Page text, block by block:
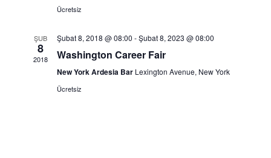
Ücretsiz
ŞUB
8
2018
Şubat 8, 2018 @ 08:00 -Şubat 8, 2023 @ 08:00
Washington Career Fair
New York Ardesia Bar Lexington Avenue, New York
Ücretsiz